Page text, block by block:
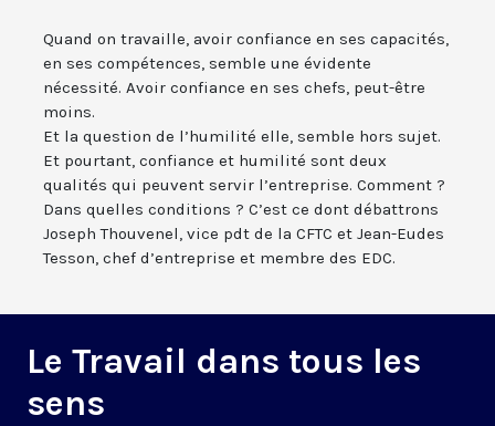
Quand on travaille, avoir confiance en ses capacités,
en ses compétences, semble une évidente
nécessité. Avoir confiance en ses chefs, peut-être
moins.
Et la question de l’humilité elle, semble hors sujet.
Et pourtant, confiance et humilité sont deux
qualités qui peuvent servir l’entreprise. Comment ?
Dans quelles conditions ? C’est ce dont débattrons
Joseph Thouvenel, vice pdt de la CFTC et Jean-Eudes
Tesson, chef d’entreprise et membre des EDC.
Le Travail dans tous les
sens